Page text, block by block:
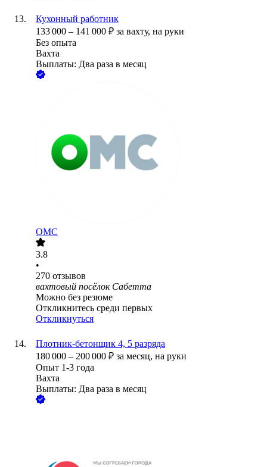
Кухонный работник
133 000 – 141 000 ₽ за вахту, на руки
Без опыта
Вахта
Выплаты: Два раза в месяц
ОМС
3.8
•
270 отзывов
вахтовый посёлок Сабетта
Можно без резюме
Откликнитесь среди первых
Откликнуться
Плотник-бетонщик 4, 5 разряда
180 000 – 200 000 ₽ за месяц, на руки
Опыт 1-3 года
Вахта
Выплаты: Два раза в месяц